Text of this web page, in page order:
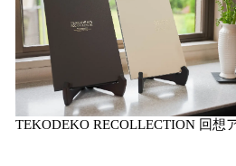
TEKODEKO RECOLLECTION 回想